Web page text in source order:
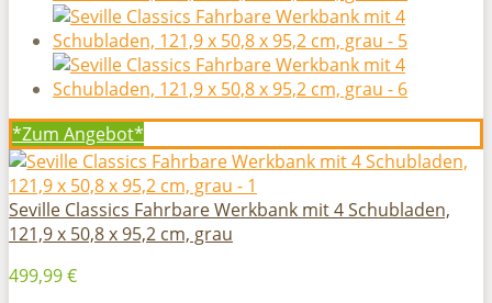
*Zum Angebot*
Seville Classics Fahrbare Werkbank mit 4 Schubladen,
121,9 x 50,8 x 95,2 cm, grau
499,99 €